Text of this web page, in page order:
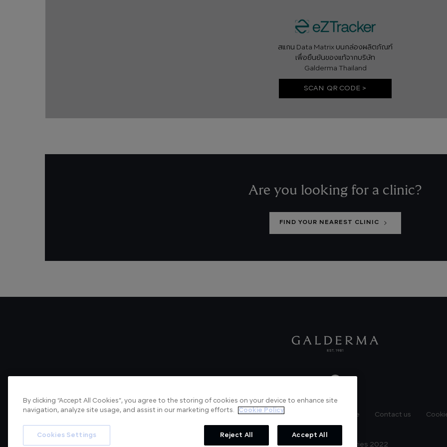
สแกน Data Matrix บนกล่องผลิตภัณฑ์
เพื่อยืนยันของแท้จากบริษัท
Galderma Thailand
SCAN QR CODE >
Are you looking for a clinic?
FIND YOUR NEAREST CLINIC
Articles News Videos Verified Certificate Contact us
© Galderma Laboratories 2022
By clicking “Accept All Cookies”, you agree to the storing of cookies on your device to enhance site
navigation, analyze site usage, and assist in our marketing efforts.
Cookie Policy
Reject All Accept All
Cookies Settings